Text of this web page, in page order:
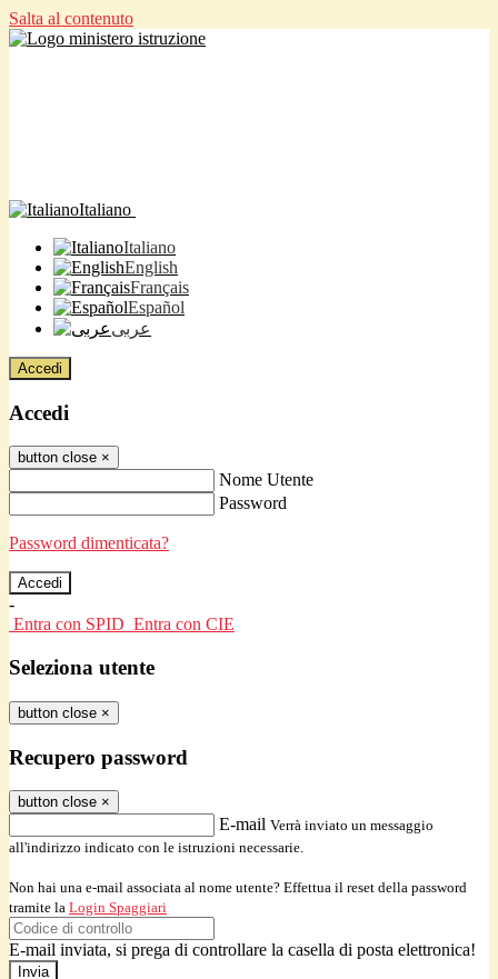
Salta al contenuto
Italiano
Italiano
English
Français
Español
عربى
Accedi
Accedi
button close ×
Nome Utente
Password
Password dimenticata?
-
Entra con SPID Entra con CIE
Seleziona utente
button close ×
Recupero password
button close ×
E-mail Verrà inviato un messaggio
all'indirizzo indicato con le istruzioni necessarie.
Non hai una e-mail associata al nome utente? Effettua il reset della password
tramite la Login Spaggiari
E-mail inviata, si prega di controllare la casella di posta elettronica!